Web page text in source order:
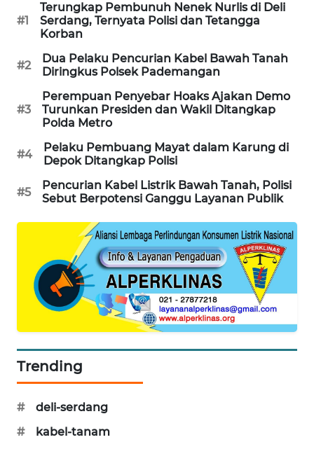
#1
Terungkap Pembunuh Nenek Nurlis di Deli
Serdang, Ternyata Polisi dan Tetangga
Korban
#2
Dua Pelaku Pencurian Kabel Bawah Tanah
Diringkus Polsek Pademangan
#3
Perempuan Penyebar Hoaks Ajakan Demo
Turunkan Presiden dan Wakil Ditangkap
Polda Metro
#4
Pelaku Pembuang Mayat dalam Karung di
Depok Ditangkap Polisi
#5
Pencurian Kabel Listrik Bawah Tanah, Polisi
Sebut Berpotensi Ganggu Layanan Publik
Trending
#
deli-serdang
#
kabel-tanam